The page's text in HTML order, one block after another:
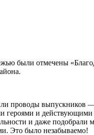
были отмечены
проводы
и действующими
и даже
Это было незабываемо!